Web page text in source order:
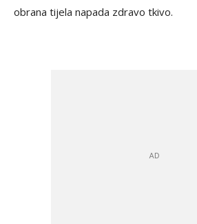
obrana tijela napada zdravo tkivo.